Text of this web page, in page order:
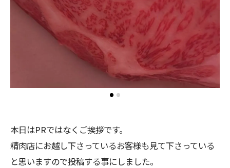
本日はPRではなくご挨拶です。
精肉店にお越し下さっているお客様も見て下さっている
と思いますので投稿する事にしました。